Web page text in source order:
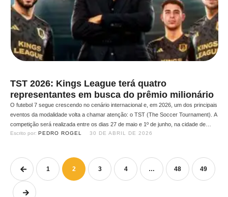
TST 2026: Kings League terá quatro
representantes em busca do prêmio milionário
O futebol 7 segue crescendo no cenário internacional e, em 2026, um dos principais
eventos da modalidade volta a chamar atenção: o TST (The Soccer Tournament). A
competição será realizada entre os dias 27 de maio e 1º de junho, na cidade de
Cary, na Carolina do Norte, nos Estados Unidos. O torneio chama atenção …
Escrito por: PEDRO ROGEL 30 DE ABRIL DE 2026
1 2 3 4 … 48 49